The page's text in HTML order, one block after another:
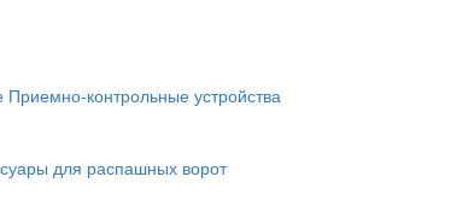
Приемно-контрольные устройства
для распашных ворот